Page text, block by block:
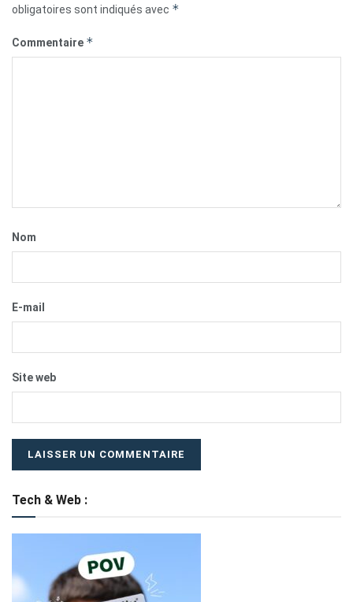
obligatoires sont indiqués avec *
Commentaire *
Nom
E-mail
Site web
Tech & Web :